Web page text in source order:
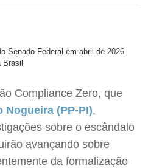
Senado Federal em abril de 2026
Compliance Zero, que
Nogueira (PP-PI),
sobre o escândalo
avançando sobre
da formalização